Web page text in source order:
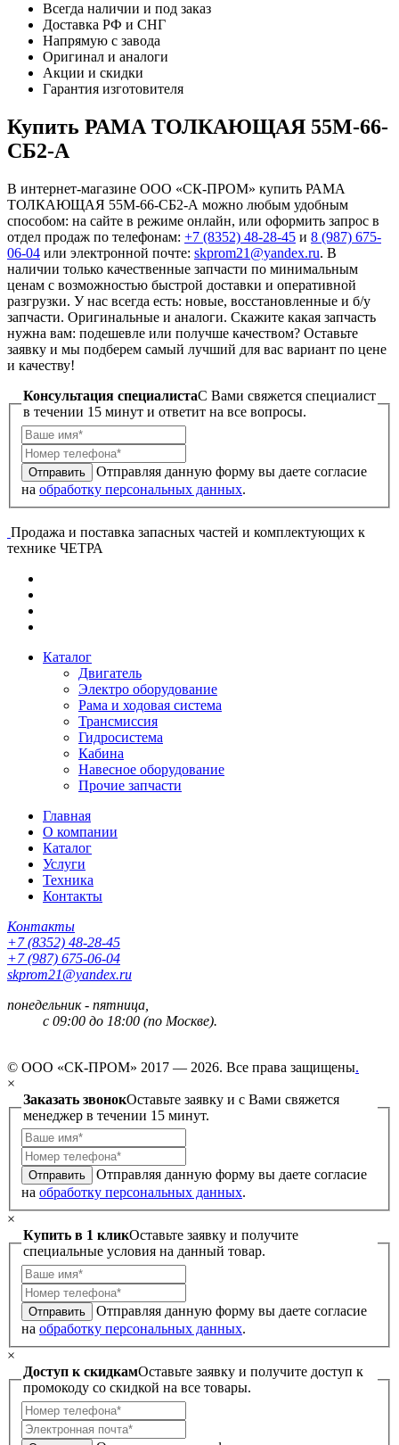
Всегда наличии и под заказ
Доставка РФ и СНГ
Напрямую с завода
Оригинал и аналоги
Акции и скидки
Гарантия изготовителя
Купить РАМА ТОЛКАЮЩАЯ 55М-66-
СБ2-А
В интернет-магазине ООО «СК-ПРОМ» купить РАМА
ТОЛКАЮЩАЯ 55М-66-СБ2-А можно любым удобным
способом: на сайте в режиме онлайн, или оформить запрос в
отдел продаж по телефонам: +7 (8352) 48-28-45 и 8 (987) 675-
06-04 или электронной почте: skprom21@yandex.ru. В
наличии только качественные запчасти по минимальным
ценам с возможностью быстрой доставки и оперативной
разгрузки. У нас всегда есть: новые, восстановленные и б/у
запчасти. Оригинальные и аналоги. Скажите какая запчасть
нужна вам: подешевле или получше качеством? Оставьте
заявку и мы подберем самый лучший для вас вариант по цене
и качеству!
Консультация специалистаC Вами свяжется специалист
в течении 15 минут и ответит на все вопросы.
Отправить
Отправляя данную форму вы даете согласие
на обработку персональных данных.
Продажа и поставка запасных частей и комплектующих к
технике ЧЕТРА
Каталог
Двигатель
Электро оборудование
Рама и ходовая система
Трансмиссия
Гидросистема
Кабина
Навесное оборудование
Прочие запчасти
Главная
О компании
Каталог
Услуги
Техника
Контакты
Контакты
+7 (8352) 48-28-45
+7 (987) 675-06-04
skprom21@yandex.ru
понедельник - пятница,
с 09:00 до 18:00 (по Москве).
© ООО «СК-ПРОМ» 2017 — 2026. Все права защищены.
×
Заказать звонокОставьте заявку и с Вами свяжется
менеджер в течении 15 минут.
Отправить
Отправляя данную форму вы даете согласие
на обработку персональных данных.
×
Купить в 1 кликОставьте заявку и получите
специальные условия на данный товар.
Отправить
Отправляя данную форму вы даете согласие
на обработку персональных данных.
×
Доступ к скидкамОставьте заявку и получите доступ к
промокоду со скидкой на все товары.